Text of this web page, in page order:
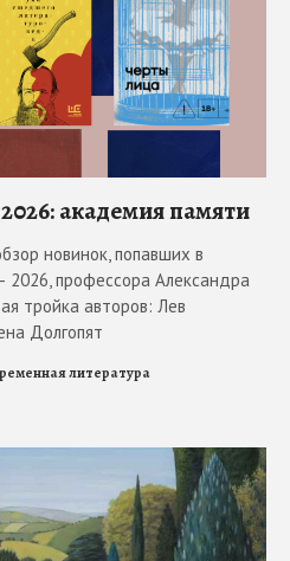
академия памяти
новинок, попавших в
2026, профессора Александра
тройка авторов: Лев
Долгопят
литература